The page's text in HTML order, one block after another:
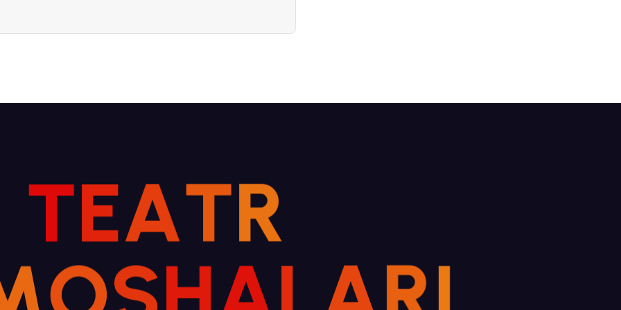
TEATR